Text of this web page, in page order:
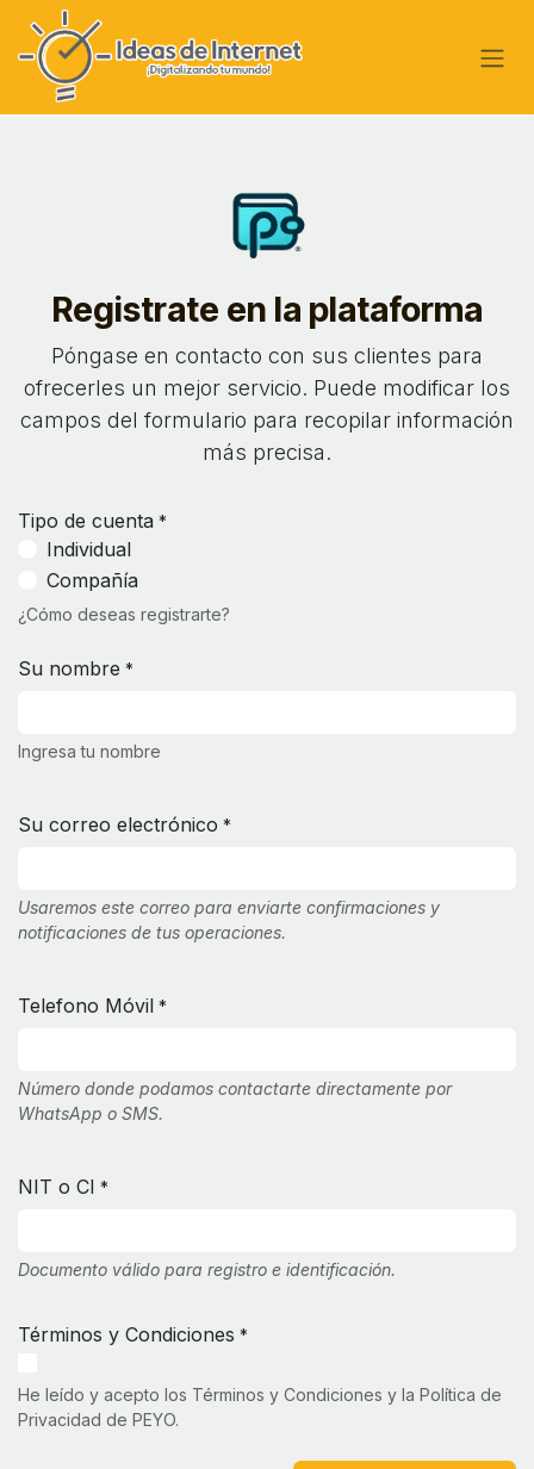
Ir al contenido
Registrate en la plataforma
Póngase en contacto con sus clientes para
ofrecerles un mejor servicio. Puede modificar los
campos del formulario para recopilar información
más precisa.
Tipo de cuenta *
Individual
Compañía
¿Cómo deseas registrarte?
Su nombre *
Ingresa tu nombre
Su correo electrónico *
Usaremos este correo para enviarte confirmaciones y
notificaciones de tus operaciones.
Telefono Móvil *
Número donde podamos contactarte directamente por
WhatsApp o SMS.
NIT o CI *
Documento válido para registro e identificación.
Términos y Condiciones *
He leído y acepto los Términos y Condiciones y la Política de
Privacidad de PEYO.